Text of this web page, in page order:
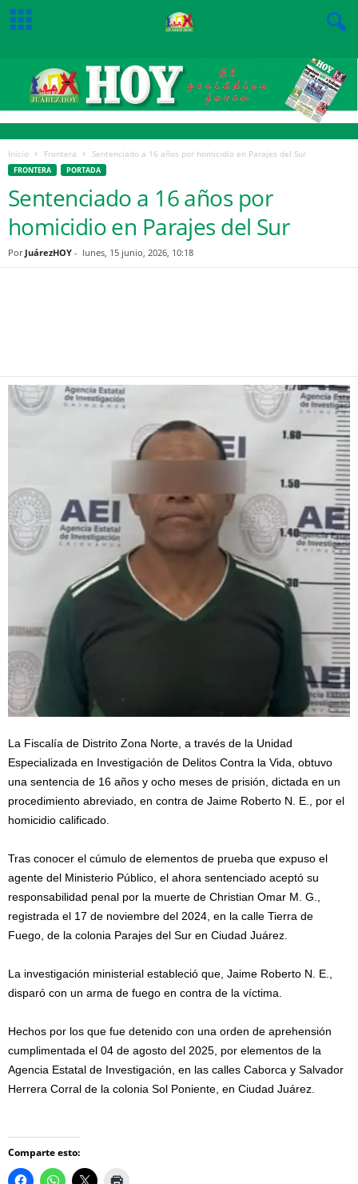
Inicio Frontera Sentenciado a 16 años por homicidio en Parajes del Sur
FRONTERA PORTADA
Sentenciado a 16 años por
homicidio en Parajes del Sur
Por JuárezHOY - lunes, 15 junio, 2026, 10:18
La Fiscalía de Distrito Zona Norte, a través de la Unidad
Especializada en Investigación de Delitos Contra la Vida, obtuvo
una sentencia de 16 años y ocho meses de prisión, dictada en un
procedimiento abreviado, en contra de Jaime Roberto N. E., por el
homicidio calificado.
Tras conocer el cúmulo de elementos de prueba que expuso el
agente del Ministerio Público, el ahora sentenciado aceptó su
responsabilidad penal por la muerte de Christian Omar M. G.,
registrada el 17 de noviembre del 2024, en la calle Tierra de
Fuego, de la colonia Parajes del Sur en Ciudad Juárez.
La investigación ministerial estableció que, Jaime Roberto N. E.,
disparó con un arma de fuego en contra de la víctima.
Hechos por los que fue detenido con una orden de aprehensión
cumplimentada el 04 de agosto del 2025, por elementos de la
Agencia Estatal de Investigación, en las calles Caborca y Salvador
Herrera Corral de la colonia Sol Poniente, en Ciudad Juárez.
Comparte esto: